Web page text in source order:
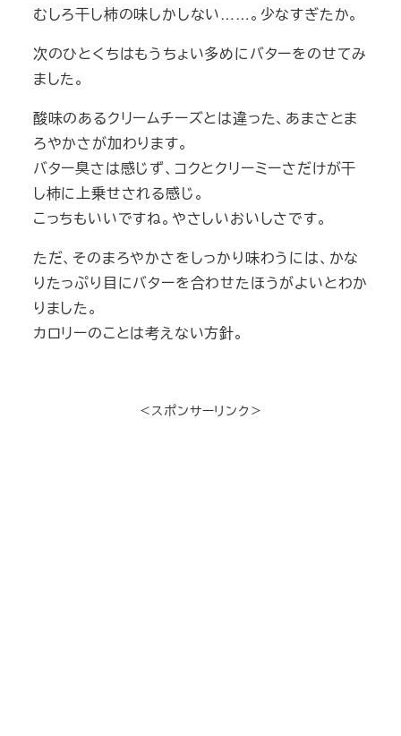
むしろ干し柿の味しかしない……。少なすぎたか。
次のひとくちはもうちょい多めにバターをのせてみ
ました。
酸味のあるクリームチーズとは違った、あまさとま
ろやかさが加わります。
バター臭さは感じず、コクとクリーミーさだけが干
し柿に上乗せされる感じ。
こっちもいいですね。やさしいおいしさです。
ただ、そのまろやかさをしっかり味わうには、かな
りたっぷり目にバターを合わせたほうがよいとわか
りました。
カロリーのことは考えない方針。
＜スポンサーリンク＞